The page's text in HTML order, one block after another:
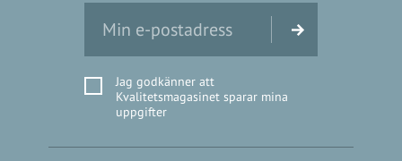
Jag godkänner att
Kvalitetsmagasinet sparar mina
uppgifter